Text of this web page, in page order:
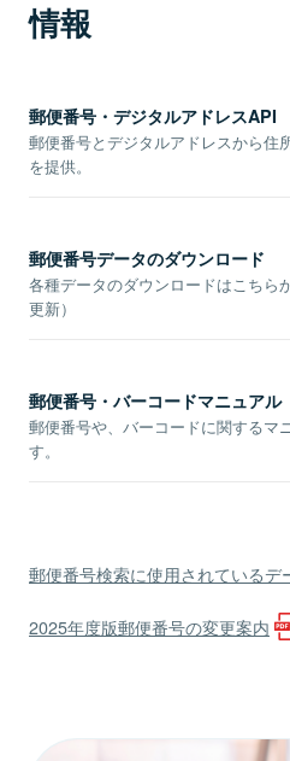
情報
郵便番号・デジタルアドレスAPI
郵便番号とデジタルアドレスから住
を提供。
郵便番号データのダウンロード
各種データのダウンロードはこちら
更新）
郵便番号・バーコードマニュアル
郵便番号や、バーコードに関するマ
す。
郵便番号検索に使用されているデ
2025年度版郵便番号の変更案内